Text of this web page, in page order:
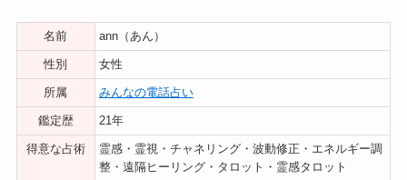
名前 ann（あん）
性別 女性
所属 みんなの電話占い
鑑定歴 21年
得意な占術
霊感・霊視・チャネリング・波動修正・エネルギー調
整・遠隔ヒーリング・タロット・霊感タロット